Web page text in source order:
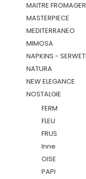
MAITRE FROMAGER
MASTERPIECE
MEDITERRANEO
MIMOSA
NAPKINS -
NATURA
NEW ELEGANCE
NOSTALGIE
FERM
FLEU
FRUS
Inne
OISE
PAPI